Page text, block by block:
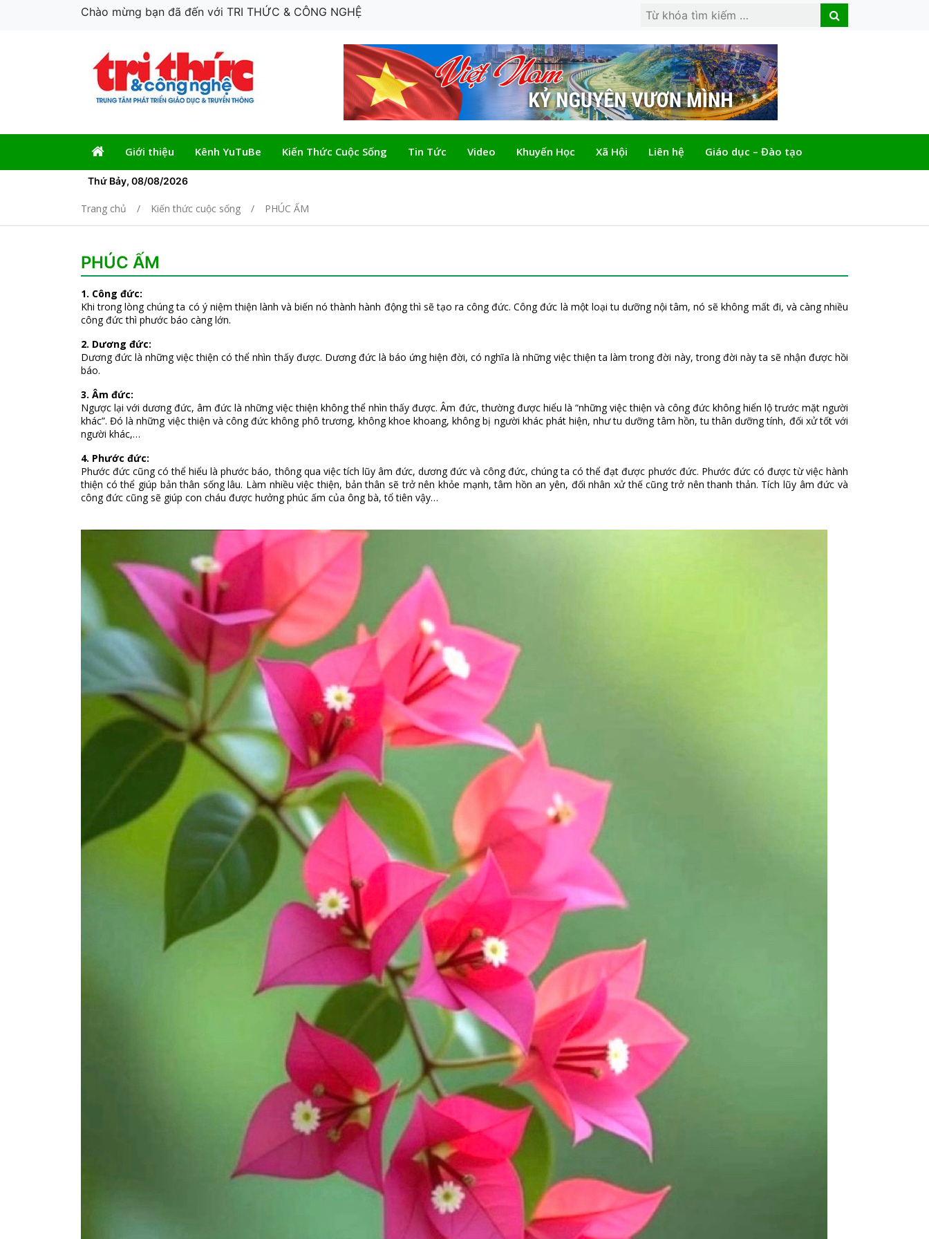
Chào mừng bạn đã đến với TRI THỨC & CÔNG NGHỆ
Search
Search
Giới thiệu Kênh YuTuBe Kiến Thức Cuộc Sống Tin Tức Video Khuyến Học Xã Hội Liên hệ Giáo dục – Đào tạo
Thứ Bảy, 08/08/2026
Trang chủ Kiến thức cuộc sống PHÚC ẤM
PHÚC ẤM
1. Công đức:
Khi trong lòng chúng ta có ý niệm thiện lành và biến nó thành hành động thì sẽ tạo ra công đức. Công đức là một loại tu dưỡng nội tâm, nó sẽ không mất đi, và càng nhiều
công đức thì phước báo càng lớn.
2. Dương đức:
Dương đức là những việc thiện có thể nhìn thấy được. Dương đức là báo ứng hiện đời, có nghĩa là những việc thiện ta làm trong đời này, trong đời này ta sẽ nhận được hồi
báo.
3. Âm đức:
Ngược lại với dương đức, âm đức là những việc thiện không thể nhìn thấy được. Âm đức, thường được hiểu là “những việc thiện và công đức không hiển lộ trước mặt người
khác”. Đó là những việc thiện và công đức không phô trương, không khoe khoang, không bị người khác phát hiện, như tu dưỡng tâm hồn, tu thân dưỡng tính, đối xử tốt với
người khác,…
4. Phước đức:
Phước đức cũng có thể hiểu là phước báo, thông qua việc tích lũy âm đức, dương đức và công đức, chúng ta có thể đạt được phước đức. Phước đức có được từ việc hành
thiện có thể giúp bản thân sống lâu. Làm nhiều việc thiện, bản thân sẽ trở nên khỏe mạnh, tâm hồn an yên, đối nhân xử thế cũng trở nên thanh thản. Tích lũy âm đức và
công đức cũng sẽ giúp con cháu được hưởng phúc ấm của ông bà, tổ tiên vậy…